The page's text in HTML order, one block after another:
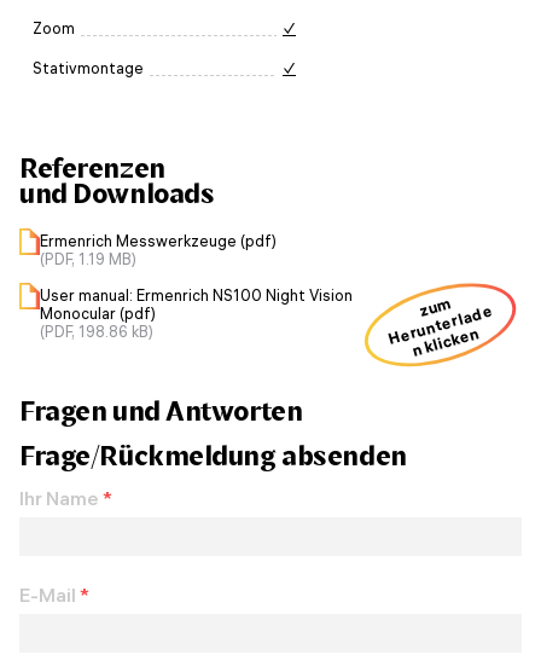
Zoom ✓
Stativmontage ✓
Referenzen
und Downloads
Ermenrich Messwerkzeuge (pdf)
(PDF, 1.19 MB)
User manual: Ermenrich NS100 Night Vision
Monocular (pdf)
(PDF, 198.86 kB)
zum
H
er
u
nt
erl
a
d
e
n kli
ck
e
n
Fragen und Antworten
Frage/Rückmeldung absenden
Ihr Name *
E-Mail *